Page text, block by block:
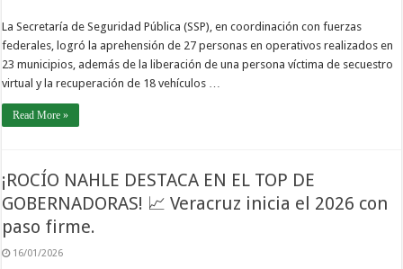
La Secretaría de Seguridad Pública (SSP), en coordinación con fuerzas
federales, logró la aprehensión de 27 personas en operativos realizados en
23 municipios, además de la liberación de una persona víctima de secuestro
virtual y la recuperación de 18 vehículos …
Read More »
¡ROCÍO NAHLE DESTACA EN EL TOP DE
GOBERNADORAS! 📈 Veracruz inicia el 2026 con
paso firme.
16/01/2026